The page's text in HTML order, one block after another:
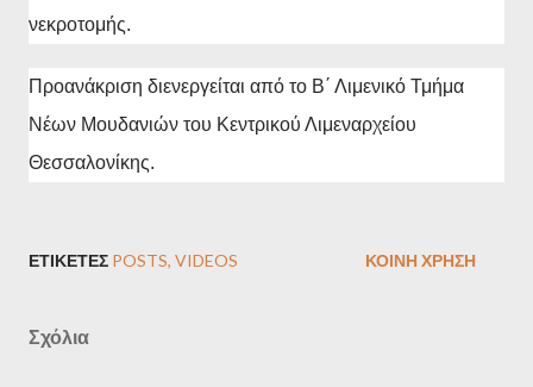
νεκροτομής.
Προανάκριση διενεργείται από το Β΄ Λιμενικό Τμήμα
Νέων Μουδανιών του Κεντρικού Λιμεναρχείου
Θεσσαλονίκης.
ΕΤΙΚΈΤΕΣ POSTS VIDEOS ΚΟΙΝΉ ΧΡΉΣΗ
Σχόλια